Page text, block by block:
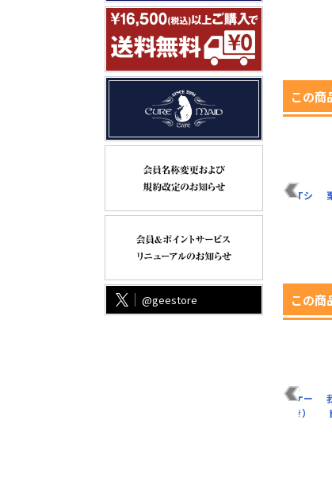
@geestore
ストラップ
¥660（税込）
キーホルダー
¥660（税込）
この商
貴様ら全員、刀の錆
にしてやるぜ Tシャ
¥3,190（税込）
炎柱 煉獄杏寿郎 Tシ
ャツ
この商
竈門炭治郎 パスケー
ス（ナスカン付き）